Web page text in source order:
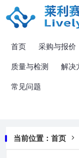
首页 采购与报价
质量与检测 解决
常见问题
当前位置： 首页